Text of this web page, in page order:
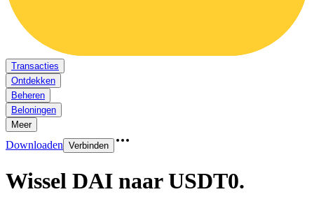
Transacties
Ontdekken
Beheren
Beloningen
Meer
Downloaden Verbinden
Wissel DAI naar USDT0.